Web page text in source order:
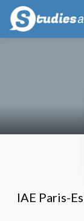
IAE Paris-